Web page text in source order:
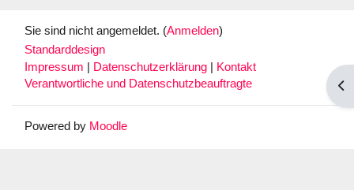
Sie sind nicht angemeldet. (Anmelden)
Standarddesign
Impressum
Datenschutzerklärung
Kontakt
Verantwortliche und Datenschutzbeauftragte
Powered by Moodle